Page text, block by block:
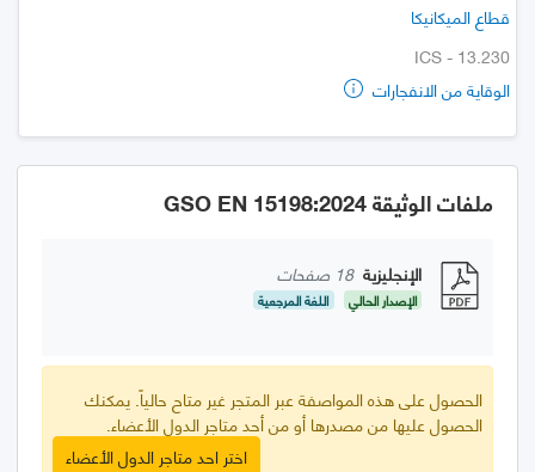
قطاع الميكانيكا
ICS - 13.230
الوقاية من الانفجارات
ملفات الوثيقة GSO EN 15198:2024
الإنجليزية 18 صفحات
الإصدار الحالي اللغة المرجعية
الحصول على هذه المواصفة عبر المتجر غير متاح حالياً. يمكنك
الحصول عليها من مصدرها أو من أحد متاجر الدول الأعضاء.
اختر احد متاجر الدول الأعضاء